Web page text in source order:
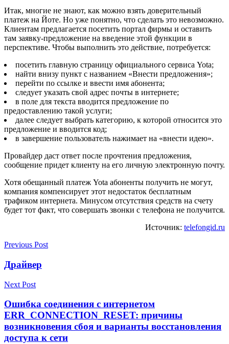
Итак, многие не знают, как можно взять доверительный
платеж на Йоте. Но уже понятно, что сделать это невозможно.
Клиентам предлагается посетить портал фирмы и оставить
там заявку-предложение на введение этой функции в
перспективе. Чтобы выполнить это действие, потребуется:
посетить главную страницу официального сервиса Yota;
найти внизу пункт с названием «Внести предложения»;
перейти по ссылке и ввести имя абонента;
следует указать свой адрес почты в интернете;
в поле для текста вводится предложение по
предоставлению такой услуги;
далее следует выбрать категорию, к которой относится это
предложение и вводится код;
в завершение пользователь нажимает на «внести идею».
Провайдер даст ответ после прочтения предложения,
сообщение придет клиенту на его личную электронную почту.
Хотя обещанный платеж Yota абоненты получить не могут,
компания компенсирует этот недостаток бесплатным
трафиком интернета. Минусом отсутствия средств на счету
будет тот факт, что совершать звонки с телефона не получится.
Источник: telefongid.ru
Previous Post
Драйвер
Next Post
Ошибка соединения с интернетом
ERR_CONNECTION_RESET: причины
возникновения сбоя и варианты восстановления
доступа к сети